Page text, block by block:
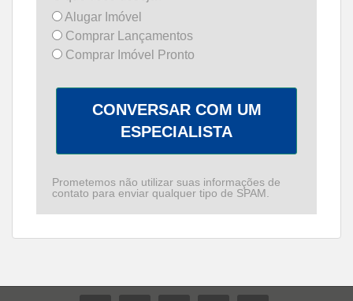
Alugar Imóvel
Comprar Lançamentos
Comprar Imóvel Pronto
CONVERSAR COM UM
ESPECIALISTA
Prometemos não utilizar suas informações de
contato para enviar qualquer tipo de SPAM.